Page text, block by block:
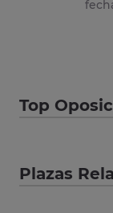
Top
Plazas